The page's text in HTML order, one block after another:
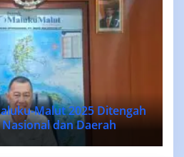
Malut 2025 Ditengah
dan Daerah